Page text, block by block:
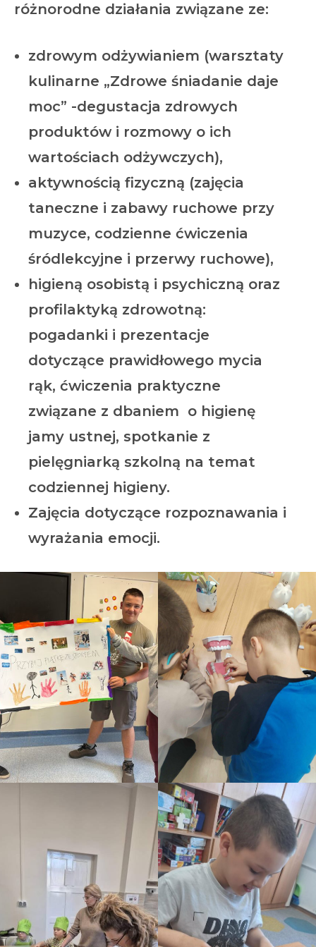
różnorodne działania związane ze:
zdrowym odżywianiem (warsztaty
kulinarne „Zdrowe śniadanie daje
moc” -degustacja zdrowych
produktów i rozmowy o ich
wartościach odżywczych),
aktywnością fizyczną (zajęcia
taneczne i zabawy ruchowe przy
muzyce, codzienne ćwiczenia
śródlekcyjne i przerwy ruchowe),
higieną osobistą i psychiczną oraz
profilaktyką zdrowotną:
pogadanki i prezentacje
dotyczące prawidłowego mycia
rąk, ćwiczenia praktyczne
związane z dbaniem o higienę
jamy ustnej, spotkanie z
pielęgniarką szkolną na temat
codziennej higieny.
Zajęcia dotyczące rozpoznawania i
wyrażania emocji.